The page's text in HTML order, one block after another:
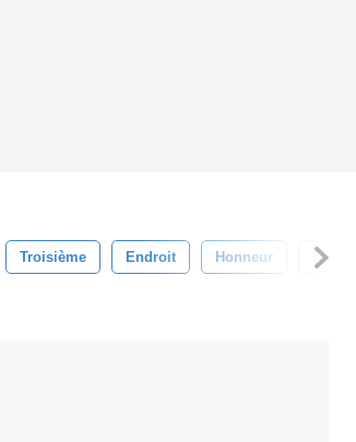
Troisième Endroit Honneur